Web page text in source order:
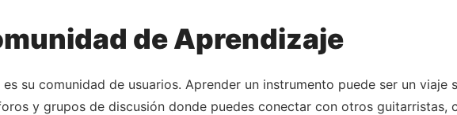
de Aprendizaje
su comunidad de usuarios. Aprender un instrumento puede ser un viaje
y grupos de discusión donde puedes conectar con otros